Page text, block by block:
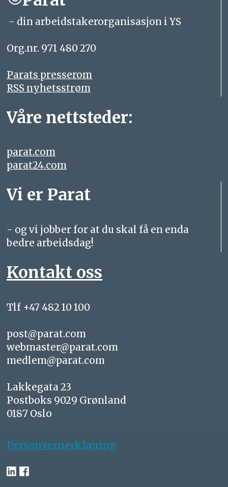
- din arbeidstakerorganisasjon i YS
Org.nr. 971 480 270
Parats presserom
RSS nyhetsstrøm
Våre nettsteder:
parat.com
parat24.com
Vi er Parat
- og vi jobber for at du skal få en enda
bedre arbeidsdag!
Kontakt oss
Tlf +47 482 10 100
post@parat.com
webmaster@parat.com
medlem@parat.com
Lakkegata 23
Postboks 9029 Grønland
0187 Oslo
Personvernerklæring